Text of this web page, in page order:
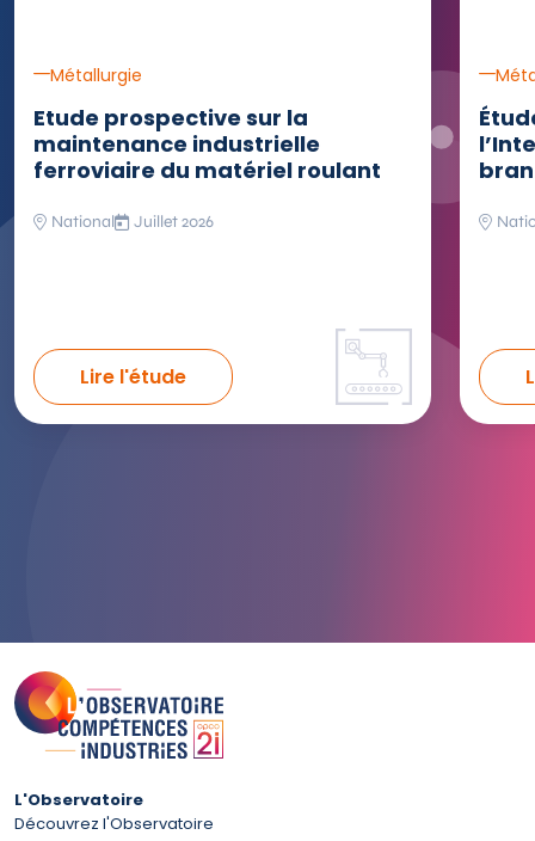
Métallurgie
Etude prospective sur la
maintenance industrielle
ferroviaire du matériel roulant
National Juillet 2026
Lire l'étude
L'Observatoire
Découvrez l'Observatoire